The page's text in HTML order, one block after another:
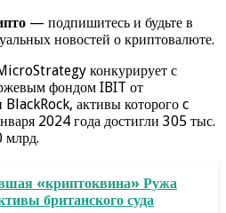
— подпишитесь и будьте в
новостей о криптовалюте.
конкурирует с
фондом IBIT от
активы которого c
2024 года достигли 305 тыс.
млрд.
«криптоквина» Ружа
британского суда